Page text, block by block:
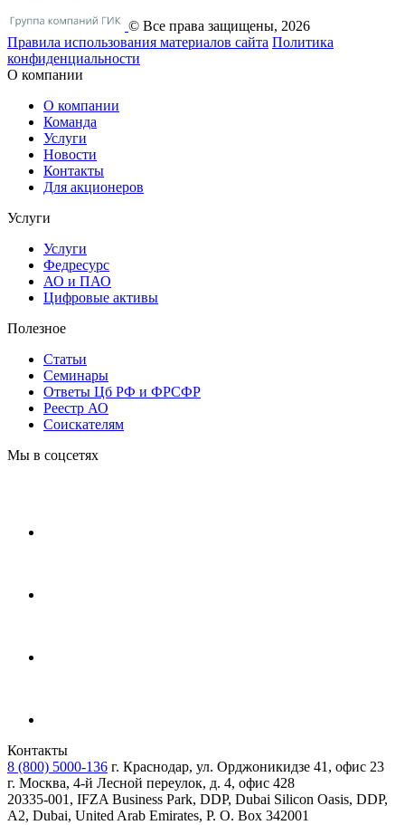
© Все права защищены, 2026
Правила использования материалов сайта Политика
конфиденциальности
О компании
О компании
Команда
Услуги
Новости
Контакты
Для акционеров
Услуги
Услуги
Федресурс
АО и ПАО
Цифровые активы
Полезное
Статьи
Cеминары
Ответы Цб РФ и ФРСФР
Реестр АО
Соискателям
Мы в соцсетях
Контакты
8 (800) 5000-136 г. Краснодар, ул. Орджоникидзе 41, офис 23
г. Москва, 4-й Лесной переулок, д. 4, офис 428
20335-001, IFZA Business Park, DDP, Dubai Silicon Oasis, DDP,
A2, Dubai, United Arab Emirates, P. O. Box 342001